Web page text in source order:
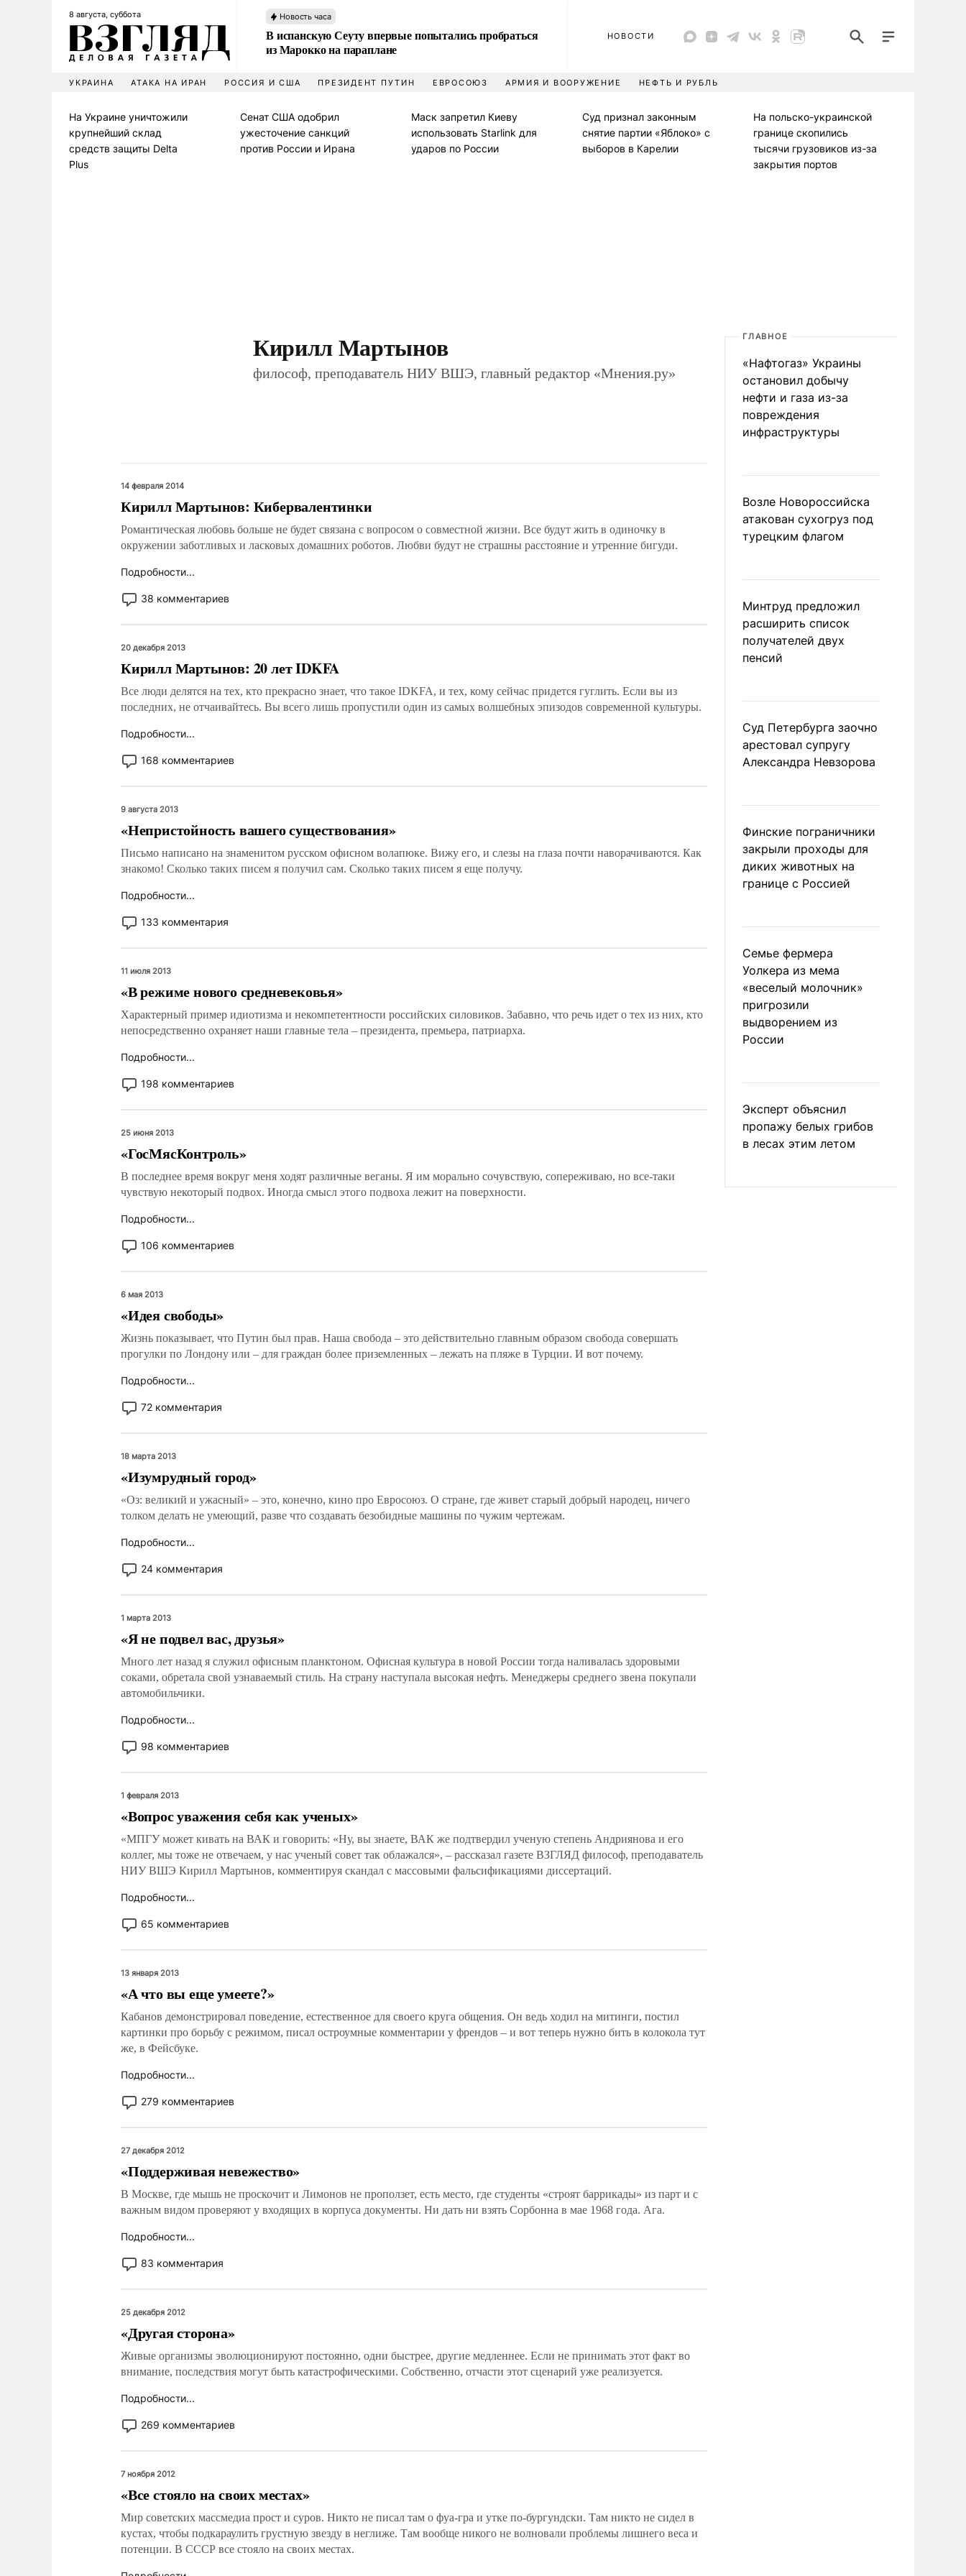
8 августа, суббота Новость часа
В испанскую Сеуту впервые попытались пробраться
из Марокко на параплане
НОВОСТИ
УКРАИНА АТАКА НА ИРАН РОССИЯ И США ПРЕЗИДЕНТ ПУТИН ЕВРОСОЮЗ АРМИЯ И ВООРУЖЕНИЕ НЕФТЬ И РУБЛЬ
На Украине уничтожили
крупнейший склад
средств защиты Delta
Plus
Сенат США одобрил
ужесточение санкций
против России и Ирана
Маск запретил Киеву
использовать Starlink для
ударов по России
Суд признал законным
снятие партии «Яблоко» с
выборов в Карелии
На польско-украинской
границе скопились
тысячи грузовиков из-за
закрытия портов
Кирилл Мартынов
философ, преподаватель НИУ ВШЭ, главный редактор «Мнения.ру»
14 февраля 2014
Кирилл Мартынов: Кибервалентинки
Романтическая любовь больше не будет связана с вопросом о совместной жизни. Все будут жить в одиночку в
окружении заботливых и ласковых домашних роботов. Любви будут не страшны расстояние и утренние бигуди.
Подробности...
38 комментариев
20 декабря 2013
Кирилл Мартынов: 20 лет IDKFA
Все люди делятся на тех, кто прекрасно знает, что такое IDKFA, и тех, кому сейчас придется гуглить. Если вы из
последних, не отчаивайтесь. Вы всего лишь пропустили один из самых волшебных эпизодов современной культуры.
Подробности...
168 комментариев
9 августа 2013
«Непристойность вашего существования»
Письмо написано на знаменитом русском офисном волапюке. Вижу его, и слезы на глаза почти наворачиваются. Как
знакомо! Сколько таких писем я получил сам. Сколько таких писем я еще получу.
Подробности...
133 комментария
11 июля 2013
«В режиме нового средневековья»
Характерный пример идиотизма и некомпетентности российских силовиков. Забавно, что речь идет о тех из них, кто
непосредственно охраняет наши главные тела – президента, премьера, патриарха.
Подробности...
198 комментариев
25 июня 2013
«ГосМясКонтроль»
В последнее время вокруг меня ходят различные веганы. Я им морально сочувствую, сопереживаю, но все-таки
чувствую некоторый подвох. Иногда смысл этого подвоха лежит на поверхности.
Подробности...
106 комментариев
6 мая 2013
«Идея свободы»
Жизнь показывает, что Путин был прав. Наша свобода – это действительно главным образом свобода совершать
прогулки по Лондону или – для граждан более приземленных – лежать на пляже в Турции. И вот почему.
Подробности...
72 комментария
18 марта 2013
«Изумрудный город»
«Оз: великий и ужасный» – это, конечно, кино про Евросоюз. О стране, где живет старый добрый народец, ничего
толком делать не умеющий, разве что создавать безобидные машины по чужим чертежам.
Подробности...
24 комментария
1 марта 2013
«Я не подвел вас, друзья»
Много лет назад я служил офисным планктоном. Офисная культура в новой России тогда наливалась здоровыми
соками, обретала свой узнаваемый стиль. На страну наступала высокая нефть. Менеджеры среднего звена покупали
автомобильчики.
Подробности...
98 комментариев
1 февраля 2013
«Вопрос уважения себя как ученых»
«МПГУ может кивать на ВАК и говорить: «Ну, вы знаете, ВАК же подтвердил ученую степень Андриянова и его
коллег, мы тоже не отвечаем, у нас ученый совет так облажался», – рассказал газете ВЗГЛЯД философ, преподаватель
НИУ ВШЭ Кирилл Мартынов, комментируя скандал с массовыми фальсификациями диссертаций.
Подробности...
65 комментариев
13 января 2013
«А что вы еще умеете?»
Кабанов демонстрировал поведение, естественное для своего круга общения. Он ведь ходил на митинги, постил
картинки про борьбу с режимом, писал остроумные комментарии у френдов – и вот теперь нужно бить в колокола тут
же, в Фейсбуке.
Подробности...
279 комментариев
27 декабря 2012
«Поддерживая невежество»
В Москве, где мышь не проскочит и Лимонов не проползет, есть место, где студенты «строят баррикады» из парт и с
важным видом проверяют у входящих в корпуса документы. Ни дать ни взять Сорбонна в мае 1968 года. Ага.
Подробности...
83 комментария
25 декабря 2012
«Другая сторона»
Живые организмы эволюционируют постоянно, одни быстрее, другие медленнее. Если не принимать этот факт во
внимание, последствия могут быть катастрофическими. Собственно, отчасти этот сценарий уже реализуется.
Подробности...
269 комментариев
7 ноября 2012
«Все стояло на своих местах»
Мир советских массмедиа прост и суров. Никто не писал там о фуа-гра и утке по-бургундски. Там никто не сидел в
кустах, чтобы подкараулить грустную звезду в неглиже. Там вообще никого не волновали проблемы лишнего веса и
потенции. В СССР все стояло на своих местах.
ГЛАВНОЕ
«Нафтогаз» Украины
остановил добычу
нефти и газа из-за
повреждения
инфраструктуры
Возле Новороссийска
атакован сухогруз под
турецким флагом
Минтруд предложил
расширить список
получателей двух
пенсий
Суд Петербурга заочно
арестовал супругу
Александра Невзорова
Финские пограничники
закрыли проходы для
диких животных на
границе с Россией
Семье фермера
Уолкера из мема
«веселый молочник»
пригрозили
выдворением из
России
Эксперт объяснил
пропажу белых грибов
в лесах этим летом